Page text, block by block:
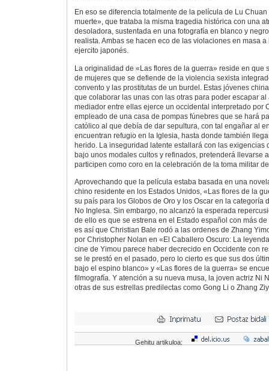
En eso se diferencia totalmente de la película de Lu
muerte», que trataba la misma tragedia histórica con una
desoladora, sustentada en una fotografía en blanco y
realista. Ambas se hacen eco de las violaciones en masa
ejercito japonés.
La originalidad de «Las flores de la guerra» reside en que
de mujeres que se defiende de la violencia sexista
convento y las prostitutas de un burdel. Estas jóvenes
que colaborar las unas con las otras para poder escapar
mediador entre ellas ejerce un occidental interpretado por
empleado de una casa de pompas fúnebres que se hará
católico al que debía de dar sepultura, con tal engañar al
encuentran refugio en la Iglesia, hasta donde también
herido. La inseguridad latente estallará con las exigencias
bajo unos modales cultos y refinados, pretenderá llevarse
participen como coro en la celebración de la toma militar
Aprovechando que la película estaba basada en una
chino residente en los Estados Unidos, «Las flores de la
su país para los Globos de Oro y los Oscar en la categoría
No Inglesa. Sin embargo, no alcanzó la esperada
de ello es que se estrena en el Estado español con más
es así que Christian Bale rodó a las ordenes de Zhang
por Christopher Nolan en «El Caballero Oscuro: La
cine de Yimou parece haber decrecido en Occidente con
se le prestó en el pasado, pero lo cierto es que sus dos
bajo el espino blanco» y «Las flores de la guerra» se
filmografía. Y atención a su nueva musa, la joven actriz Ni
otras de sus estrellas predilectas como Gong Li o Zhang
Gehitu artikuloa: